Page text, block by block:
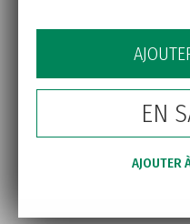
EN
AJOUTER